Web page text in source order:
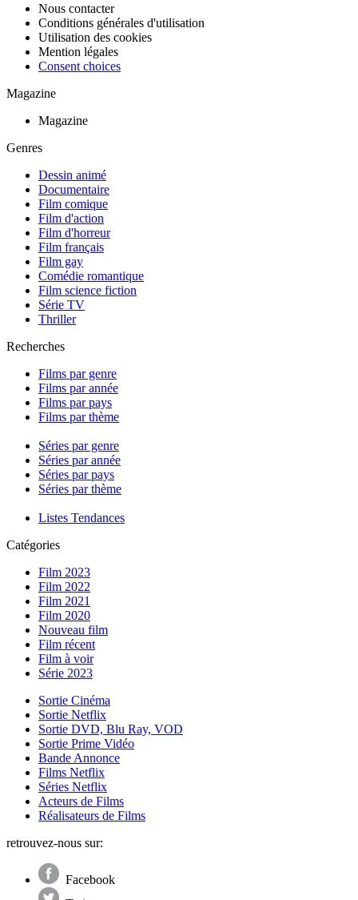
Nous contacter
Conditions générales d'utilisation
Utilisation des cookies
Mention légales
Consent choices
Magazine
Magazine
Genres
Dessin animé
Documentaire
Film comique
Film d'action
Film d'horreur
Film français
Film gay
Comédie romantique
Film science fiction
Série TV
Thriller
Recherches
Films par genre
Films par année
Films par pays
Films par thème
Séries par genre
Séries par année
Séries par pays
Séries par thème
Listes Tendances
Catégories
Film 2023
Film 2022
Film 2021
Film 2020
Nouveau film
Film récent
Film à voir
Série 2023
Sortie Cinéma
Sortie Netflix
Sortie DVD, Blu Ray, VOD
Sortie Prime Vidéo
Bande Annonce
Films Netflix
Séries Netflix
Acteurs de Films
Réalisateurs de Films
retrouvez-nous sur:
Facebook